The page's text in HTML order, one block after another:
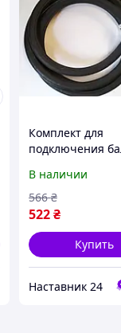
Комплект для
подключения
редуктор для
баллонов +
Шланг 2 м
В наличии
522 ₴
566 ₴
Купить
Наставник 24